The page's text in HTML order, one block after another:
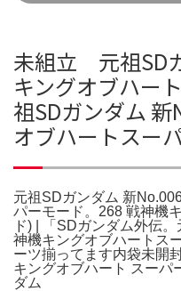
未組立 元祖SD
キングオブハー
祖SDガンダム
オブハートスー
元祖SDガンダム 新
パーモード。268 戦神機
ド) | 「SDガンダム外伝
神機キングオブハートス
ーツ揃ってます内袋未開
キングオブハート スーパ
ダム